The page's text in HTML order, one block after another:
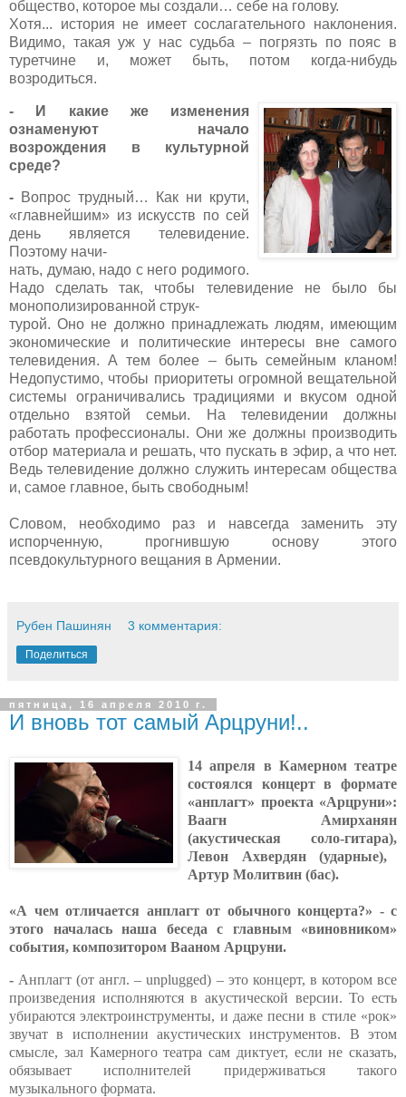
общество, которое мы создали… себе на голову.
Хотя... история не имеет сослагательного наклонения.
Видимо, такая уж у нас судьба – погрязть по пояс в
туретчине и, может быть, потом когда-нибудь
возродиться.
- И какие же изменения
ознаменуют начало
возрождения в культурной
среде?
- Вопрос трудный…
Как ни крути,
«главнейшим» из искусств по сей
день является телевидение.
Поэтому начи-
нать, думаю, надо с него родимого.
Надо сделать так, чтобы телевидение не было бы
монополизированной струк-
турой. Оно не должно принадлежать людям, имеющим
экономические и политические интересы вне самого
телевидения. А тем более – быть семейным кланом!
Недопустимо, чтобы приоритеты огромной вещательной
системы ограничивались традициями и вкусом одной
отдельно взятой семьи. На телевидении должны
работать профессионалы. Они же должны производить
отбор материала и решать, что пускать в эфир, а что нет.
Ведь телевидение должно служить интересам общества
и, самое главное, быть свободным!
Словом, необходимо раз и навсегда заменить эту
испорченную, прогнившую основу этого
псевдокультурного вещания в Армении.
Рубен Пашинян 3 комментария:
Поделиться
пятница, 16 апреля 2010 г.
И вновь тот самый Арцруни!..
14 апреля в Камерном театре
состоялся концерт в формате
«анплагт» проекта «Арцруни»:
Ваагн Амирханян
(акустическая соло-гитара),
Левон Ахвердян (ударные),
Артур Молитвин (бас).
«А чем отличается анплагт от обычного концерта?» - с
этого началась наша беседа с главным «виновником»
события, композитором Вааном Арцруни.
- Анплагт (от англ. –unplugged) – это концерт, в котором все
произведения исполняются в акустической версии. То есть
убираются электроинструменты, и даже песни в стиле «рок»
звучат в исполнении акустических инструментов. В этом
смысле, зал Камерного театра сам диктует, если не сказать,
обязывает исполнителей придерживаться такого
музыкального формата.